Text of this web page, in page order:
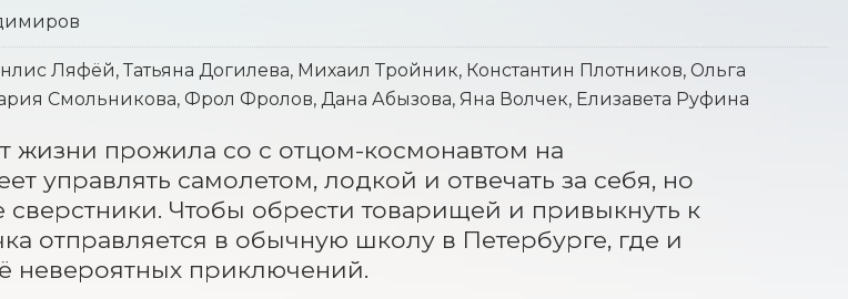
Ляфёй, Татьяна Догилева, Михаил Тройник, Константин Плотников, Ольга
Смольникова, Фрол Фролов, Дана Абызова, Яна Волчек, Елизавета Руфина
жизни прожила со с отцом-космонавтом на
управлять самолетом, лодкой и отвечать за себя, но
сверстники. Чтобы обрести товарищей и привыкнуть к
отправляется в обычную школу в Петербурге, где и
невероятных приключений.